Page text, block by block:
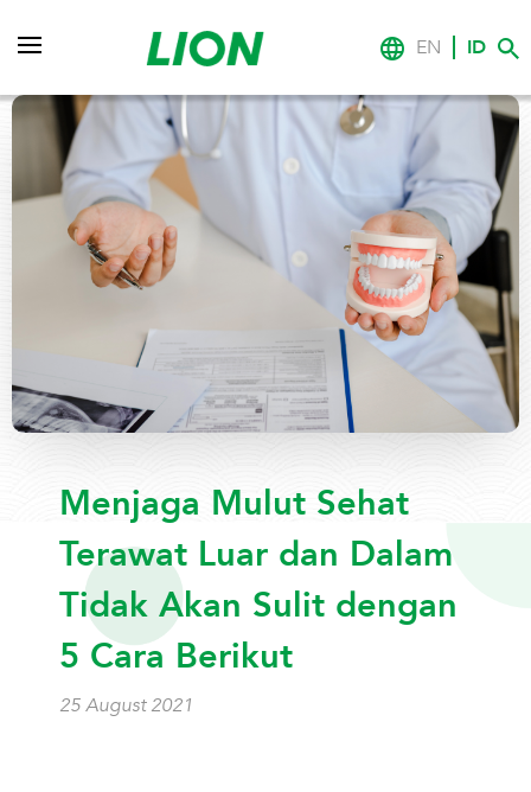
EN ID
Menjaga Mulut Sehat
Terawat Luar dan Dalam
Tidak Akan Sulit dengan
5 Cara Berikut
25 August 2021